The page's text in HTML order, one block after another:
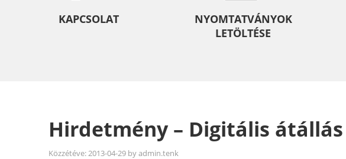
KAPCSOLAT
NYOMTATVÁNYOK
LETÖLTÉSE
Hirdetmény – Digitális átállás
Közzétéve:2013-04-29 byadmin.tenk